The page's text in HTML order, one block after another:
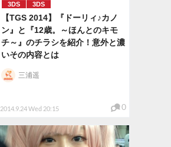
3DS 3DS
【TGS 2014】『ドーリィ♪カノ
ン』と『12歳。～ほんとのキモ
チ～』のチラシを紹介！意外と濃
いその内容とは
2014.9.24 Wed 20:15
三浦遥
0